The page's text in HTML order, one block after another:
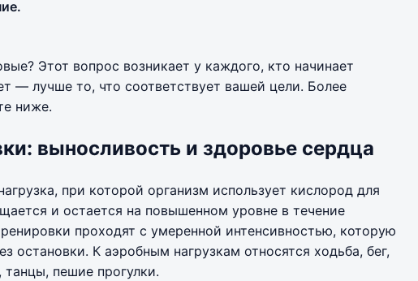
Этот вопрос возникает у каждого, кто начинает
— лучше то, что соответствует вашей цели. Более
ниже.
выносливость и здоровье сердца
при которой организм использует кислород для
и остается на повышенном уровне в течение
проходят с умеренной интенсивностью, которую
остановки. К аэробным нагрузкам относятся ходьба, бег,
танцы, пешие прогулки.